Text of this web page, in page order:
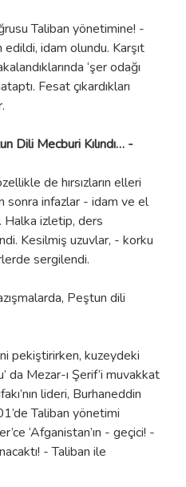
Taliban yönetimine! -
idam olundu. Karşıt
‘şer odağı
Fesat çıkardıkları
Dili Mecburi Kılındı… -
de hırsızların elleri
sonra infazlar - idam ve el
izletip, ders
Kesilmiş uzuvlar, - korku
sergilendi.
Peştun dili
pekiştirirken, kuzeydeki
da Mezar-ı Şerif’i muvakkat
lideri, Burhaneddin
Taliban yönetimi
‘Afganistan’ın - geçici! -
- Taliban ile